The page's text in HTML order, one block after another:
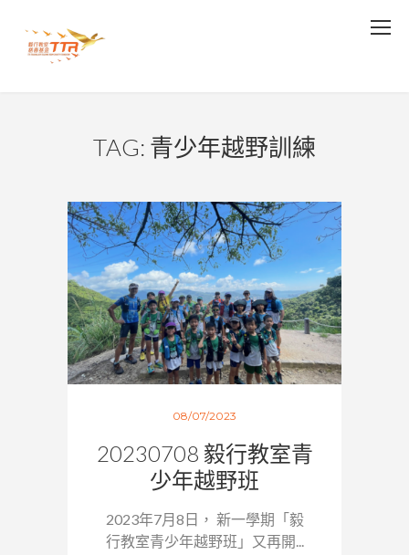
TAG: 青少年越野訓練
08/07/2023
20230708 毅行教室青
少年越野班
2023年7月8日， 新一學期「毅
行教室青少年越野班」又再開...